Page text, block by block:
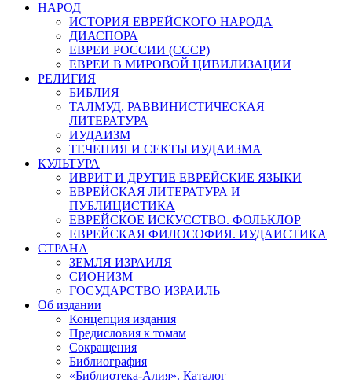
НАРОД
ИСТОРИЯ ЕВРЕЙСКОГО НАРОДА
ДИАСПОРА
ЕВРЕИ РОССИИ (СССР)
ЕВРЕИ В МИРОВОЙ ЦИВИЛИЗАЦИИ
РЕЛИГИЯ
БИБЛИЯ
ТАЛМУД. РАВВИНИСТИЧЕСКАЯ
ЛИТЕРАТУРА
ИУДАИЗМ
ТЕЧЕНИЯ И СЕКТЫ ИУДАИЗМА
КУЛЬТУРА
ИВРИТ И ДРУГИЕ ЕВРЕЙСКИЕ ЯЗЫКИ
ЕВРЕЙСКАЯ ЛИТЕРАТУРА И
ПУБЛИЦИСТИКА
ЕВРЕЙСКОЕ ИСКУССТВО. ФОЛЬКЛОР
ЕВРЕЙСКАЯ ФИЛОСОФИЯ. ИУДАИСТИКА
СТРАНА
ЗЕМЛЯ ИЗРАИЛЯ
СИОНИЗМ
ГОСУДАРСТВО ИЗРАИЛЬ
Об издании
Концепция издания
Предисловия к томам
Сокращения
Библиография
«Библиотека-Алия». Каталог